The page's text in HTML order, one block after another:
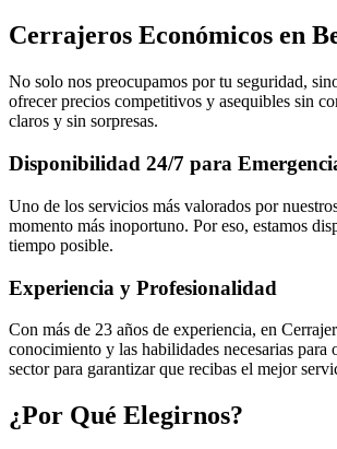
Cerrajeros Económicos en
No solo nos preocupamos por tu seguridad,
ofrecer precios competitivos y asequibles sin
claros y sin sorpresas.
Disponibilidad 24/7 para
Uno de los servicios más valorados por
momento más inoportuno. Por eso, estamos
tiempo posible.
Experiencia y Profesionalidad
Con más de 23 años de experiencia, en
conocimiento y las habilidades necesarias
sector para garantizar que recibas el mejor
¿Por Qué Elegirnos?